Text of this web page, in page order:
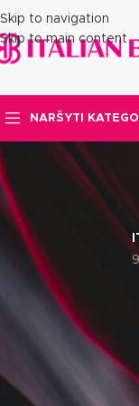
Skip to navigation
Skip to main content
NARŠYTI
FILTRUOTI PAGAL